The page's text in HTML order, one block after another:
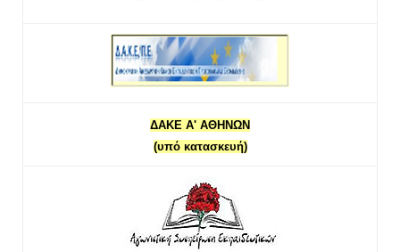
ΔΑΚΕ Α' ΑΘΗΝΩΝ
(υπό κατασκευή)